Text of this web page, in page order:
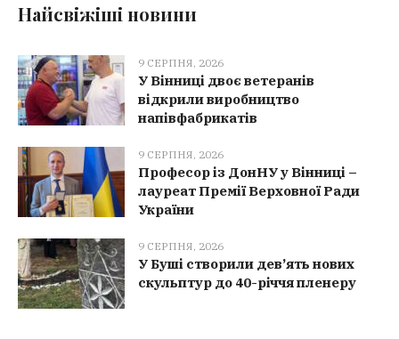
Найсвіжіші новини
9 СЕРПНЯ, 2026
У Вінниці двоє ветеранів
відкрили виробництво
напівфабрикатів
9 СЕРПНЯ, 2026
Професор із ДонНУ у Вінниці –
лауреат Премії Верховної Ради
України
9 СЕРПНЯ, 2026
У Буші створили дев’ять нових
скульптур до 40-річчя пленеру